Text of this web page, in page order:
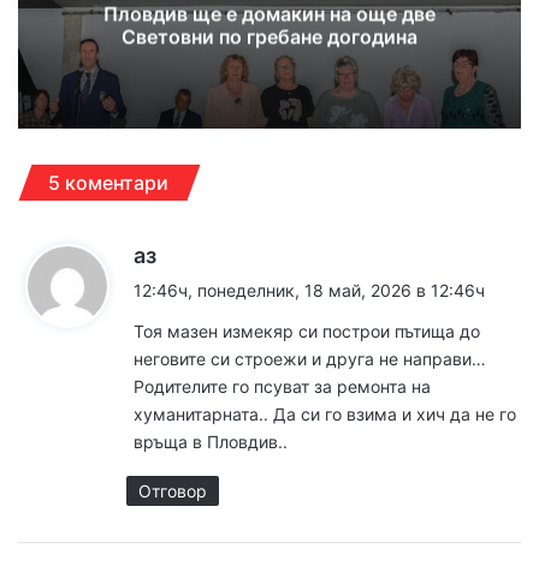
Пловдив ще е домакин на още две
Световни по гребане догодина
5 коментари
аз
а
а
12:46ч, понеделник, 18 май, 2026 в 12:46ч
Тоя мазен измекяр си построи пътища до
неговите си строежи и друга не направи…
Родителите го псуват за ремонта на
хуманитарната.. Да си го взима и хич да не го
връща в Пловдив..
Отговор